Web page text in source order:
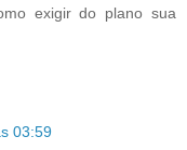
exigir do plano sua
03:59